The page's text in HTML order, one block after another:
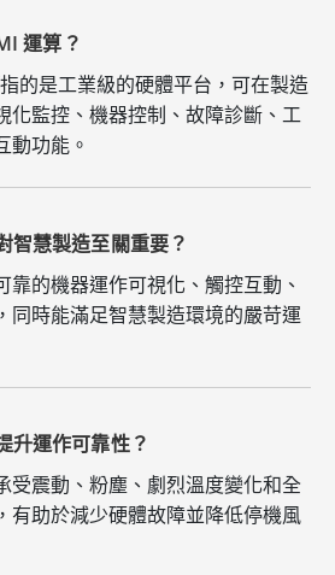
運算？
的是工業級的硬體平台，可在製造
化監控、機器控制、故障診斷、工
動功能。
智慧製造至關重要？
靠的機器運作可視化、觸控互動、
同時能滿足智慧製造環境的嚴苛運
升運作可靠性？
受震動、粉塵、劇烈溫度變化和全
有助於減少硬體故障並降低停機風